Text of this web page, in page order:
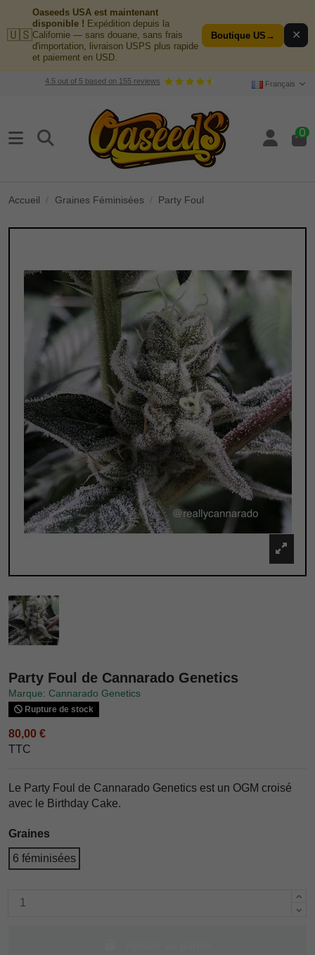
🇺🇸
Oaseeds USA est maintenant
disponible ! Expédition depuis la
Californie — sans douane, sans frais
d'importation, livraison USPS plus rapide
et paiement en USD.
Boutique US → ✕
4.5out of 5based on 155reviews Français
0
Accueil Graines Féminisées Party Foul
Party Foul de Cannarado Genetics
Marque: Cannarado Genetics
Rupture de stock
80,00 €
TTC
Le Party Foul de Cannarado Genetics est un OGM croisé
avec le Birthday Cake.
Graines
6 féminisées